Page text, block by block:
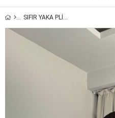
SIFIR YAKA PLİSELİ BLUZ/6231